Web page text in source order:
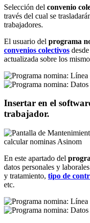
Selección del convenio
través del cual se
trabajadores.
El usuario del programa
convenios colectivos
actualizada sobre los
Insertar en el
trabajador.
En este apartado del
datos personales y
y tratamiento, tipo de
etc.